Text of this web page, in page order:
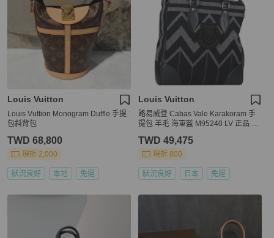
Louis Vuitton
Louis Vuttion Monogram Duffle 手提
包斜背包
TWD 68,800
現折 2,000
狀況良好 本地 免運
Louis Vuitton
路易威登 Cabas Vale Karakoram 手
提包 羊毛 海軍藍 M95240 LV 正品 13
TWD 49,475
現折 800
狀況良好 日本 免運